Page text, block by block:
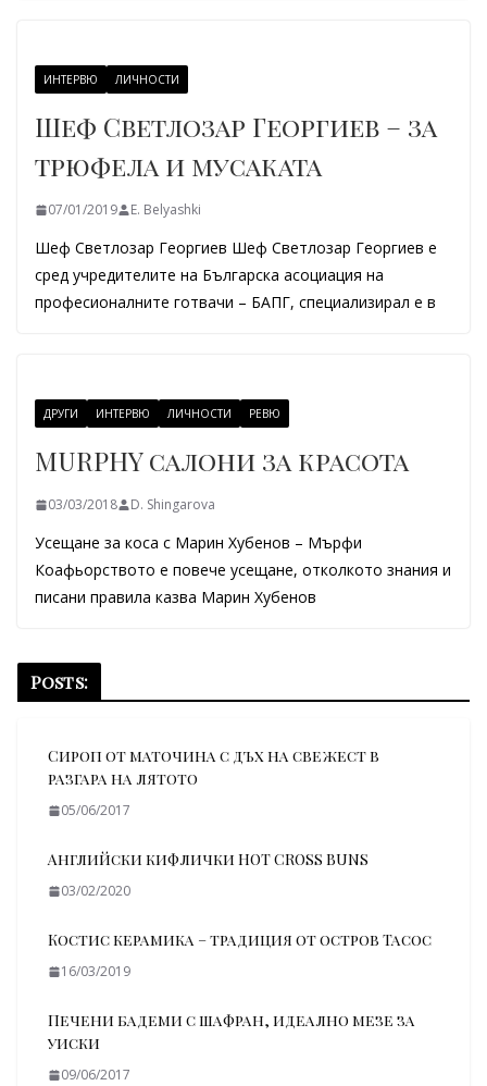
ИНТЕРВЮ ЛИЧНОСТИ
Шеф Светлозар Георгиев – за
трюфела и мусаката
07/01/2019 E. Belyashki
Шеф Светлозар Георгиев Шеф Светлозар Георгиев е
сред учредителите на Българска асоциация на
професионалните готвачи – БАПГ, специализирал е в
ДРУГИ ИНТЕРВЮ ЛИЧНОСТИ РЕВЮ
MURPHY салони за красота
03/03/2018 D. Shingarova
Усещане за коса с Марин Хубенов – Мърфи
Коафьорството е повече усещане, отколкото знания и
писани правила казва Марин Хубенов
Posts:
Сироп от маточина с дъх на свежест в
разгара на лятото
05/06/2017
Aнглийски кифлички HOT CROSS BUNS
03/02/2020
Костис керамика – традиция от остров Тасос
16/03/2019
Печени бадеми с шафран, идеално мезе за
уиски
09/06/2017